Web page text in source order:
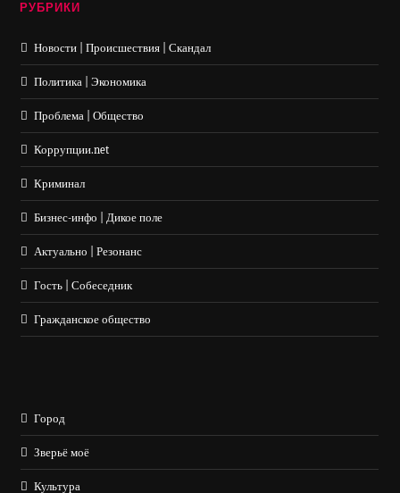
РУБРИКИ
Новости | Происшествия | Скандал
Политика | Экономика
Проблема | Общество
Коррупции.net
Криминал
Бизнес-инфо | Дикое поле
Актуально | Резонанс
Гость | Собеседник
Гражданское общество
Город
Зверьё моё
Культура